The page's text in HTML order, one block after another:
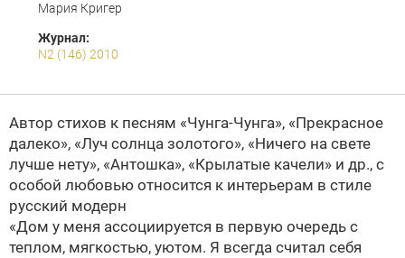
Мария Кригер
Журнал:
N2 (146) 2010
Автор стихов к песням «Чунга-Чунга», «Прекрасное
далеко», «Луч солнца золотого», «Ничего на свете
лучше нету», «Антошка», «Крылатые качели» и др., с
особой любовью относится к интерьерам в стиле
русский модерн
«Дом у меня ассоциируется в первую очередь с
теплом, мягкостью, уютом. Я всегда считал себя